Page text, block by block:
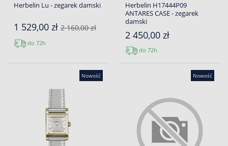
Herbelin Lu - zegarek damski
1 529,00 zł 2 160,00 zł
do 72h
Herbelin H17444P09
ANTARES CASE - zegarek
damski
2 450,00 zł
do 72h
Nowość Nowość